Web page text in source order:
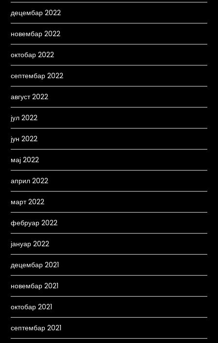
децембар 2022
новембар 2022
октобар 2022
септембар 2022
август 2022
јул 2022
јун 2022
мај 2022
април 2022
март 2022
фебруар 2022
јануар 2022
децембар 2021
новембар 2021
октобар 2021
септембар 2021